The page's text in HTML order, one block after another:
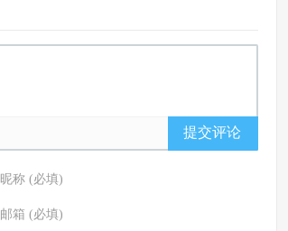
提交评论
昵称 (必填)
邮箱 (必填)